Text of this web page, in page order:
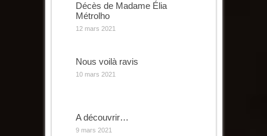
Décès de Madame Élia
Métrolho
12 mars 2021
Nous voilà ravis
10 mars 2021
A découvrir…
9 mars 2021